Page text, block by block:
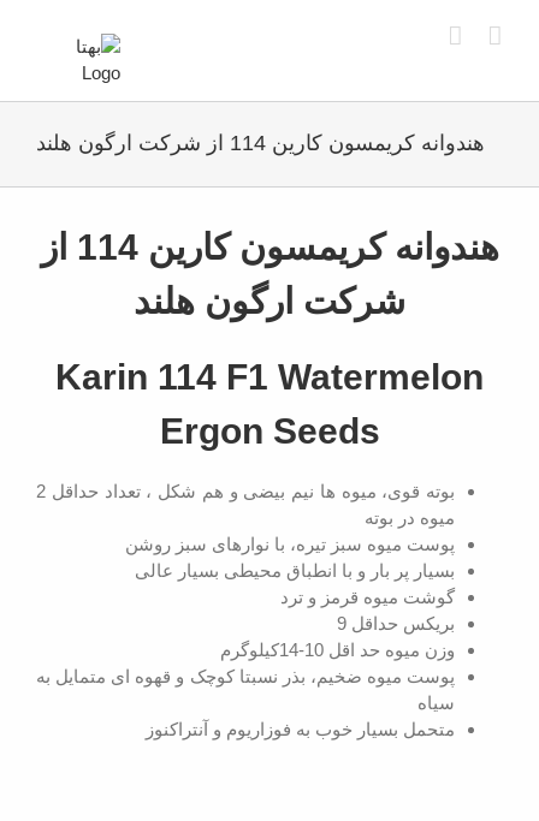
هندوانه کریمسون کارین 114 از شرکت ارگون هلند
Larger
Image
هندوانه کریمسون کارین 114 از
شرکت ارگون هلند
Karin 114 F1 Watermelon
Ergon Seeds
بوته قوی، میوه ها نیم بیضی و هم شکل ، تعداد حداقل 2
میوه در بوته
پوست میوه سبز تیره، با نوارهای سبز روشن
بسیار پر بار و با انطباق محیطی بسیار عالی
گوشت میوه قرمز و ترد
بریکس حداقل 9
وزن میوه حد اقل 10-14کیلوگرم
پوست میوه ضخیم، بذر نسبتا کوچک و قهوه ای متمایل به
سیاه
متحمل بسیار خوب به فوزاریوم و آنتراکنوز